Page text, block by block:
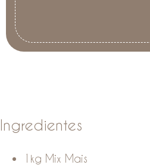
Ingredientes
1kg Mix Mais